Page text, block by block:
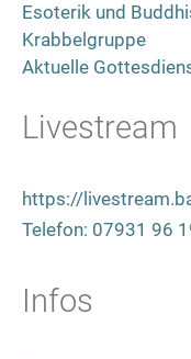
Esoterik und
Krabbelgruppe
Aktuelle
Livestream
https://
Telefon: 07931 96
Infos